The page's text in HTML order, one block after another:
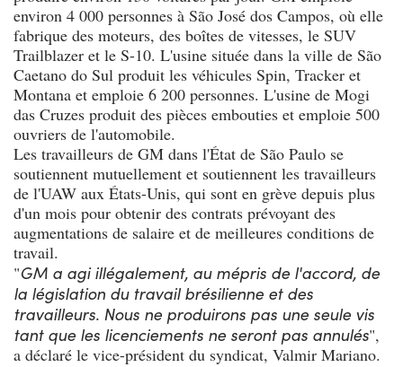
environ 4 000 personnes à São José dos Campos, où elle
fabrique des moteurs, des boîtes de vitesses, le SUV
Trailblazer et le S-10. L'usine située dans la ville de São
Caetano do Sul produit les véhicules Spin, Tracker et
Montana et emploie 6 200 personnes. L'usine de Mogi
das Cruzes produit des pièces embouties et emploie 500
ouvriers de l'automobile.
Les travailleurs de GM dans l'État de São Paulo se
soutiennent mutuellement et soutiennent les travailleurs
de l'UAW aux États-Unis, qui sont en grève depuis plus
d'un mois pour obtenir des contrats prévoyant des
augmentations de salaire et de meilleures conditions de
travail.
"GM a agi illégalement, au mépris de l'accord, de
la législation du travail brésilienne et des
travailleurs. Nous ne produirons pas une seule vis
tant que les licenciements ne seront pas annulés",
a déclaré le vice-président du syndicat, Valmir Mariano.